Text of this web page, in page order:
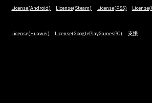
License(Android) License(Steam) License(PS5)
License(Huawei) License(GooglePlayGamesPC) 支援